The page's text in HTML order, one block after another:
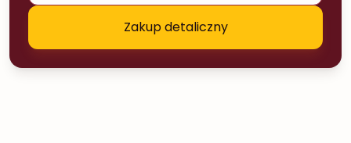
Zakup detaliczny